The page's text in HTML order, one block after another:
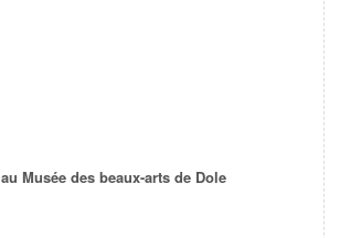
au Musée des beaux-arts de Dole